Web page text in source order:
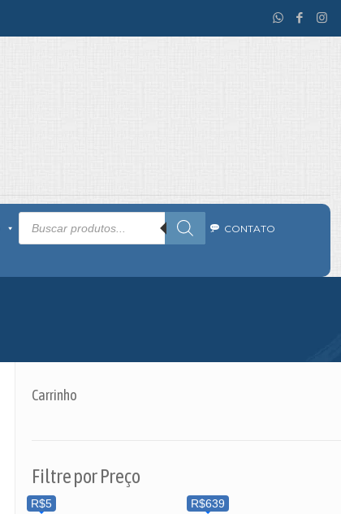
Pesquisar
produtos CONTATO
Carrinho
Filtre por Preço
R$5 R$639